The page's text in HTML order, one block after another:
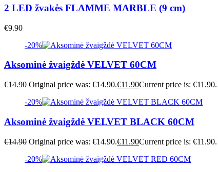
2 LED žvakės FLAMME MARBLE (9 cm)
€9.90
-20%
Aksominė žvaigždė VELVET 60CM
€14.90 Original price was: €14.90.€11.90Current price is: €11.90.
-20%
Aksominė žvaigždė VELVET BLACK 60CM
€14.90 Original price was: €14.90.€11.90Current price is: €11.90.
-20%